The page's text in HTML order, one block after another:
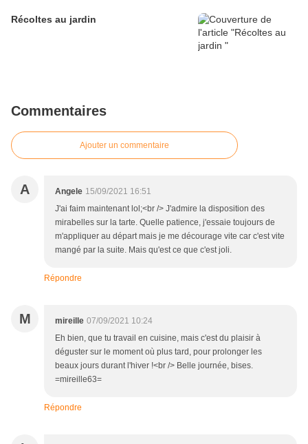
Récoltes au jardin
Commentaires
Ajouter un commentaire
A Angele 15/09/2021 16:51
J'ai faim maintenant lol;<br /> J'admire la disposition des
mirabelles sur la tarte. Quelle patience, j'essaie toujours de
m'appliquer au départ mais je me décourage vite car c'est vite
mangé par la suite. Mais qu'est ce que c'est joli.
Répondre
M mireille 07/09/2021 10:24
Eh bien, que tu travail en cuisine, mais c'est du plaisir à
déguster sur le moment où plus tard, pour prolonger les
beaux jours durant l'hiver !<br /> Belle journée, bises.
=mireille63=
Répondre